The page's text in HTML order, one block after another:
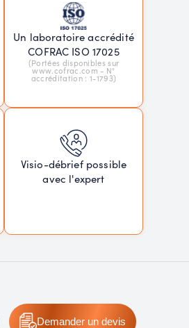
Un laboratoire accrédité
COFRAC ISO 17025
(Portées disponibles sur
www.cofrac.com - N°
accréditation : 1-1793)
Visio-débrief possible
avec l'expert
Demanderun devis